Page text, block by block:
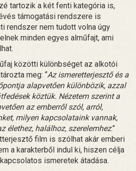
tartozik a két fenti kategória is,
támogatási rendszere is
rendszer nem tudott volna úgy
minden egyes alműfajt, ami
közötti különbséget az alkotói
meg: “Az ismeretterjesztő és a
alapvetően különbözik, azzal
köztük. Nézetem szerint a
az emberről szól, arról,
milyen kapcsolataink vannak,
élethez, halálhoz, szerelemhez.”
film is szólhat akár emberi
a karakterből indul ki, hiszen célja
ismeretek átadása.